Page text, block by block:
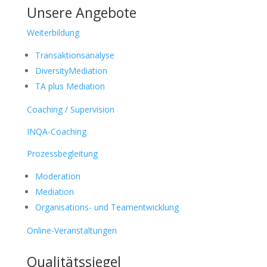
Unsere Angebote
Weiterbildung
Transaktionsanalyse
DiversityMediation
TA plus Mediation
Coaching / Supervision
INQA-Coaching
Prozessbegleitung
Moderation
Mediation
Organisations- und Teamentwicklung
Online-Veranstaltungen
Qualitätssiegel